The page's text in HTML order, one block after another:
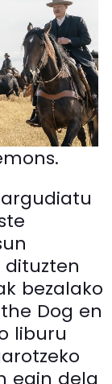
bezalako
Dog en
liburu
egin dela